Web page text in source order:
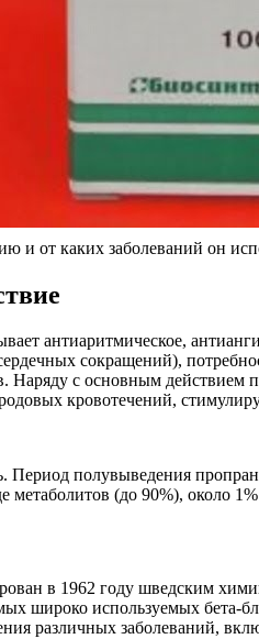
и от каких заболеваний он
антиаритмическое,
сокращений),
Наряду с основным действием
кровотечений,
полувыведения
(до 90%), около
в 1962 году шведским
широко используемых бета-
различных заболеваний,